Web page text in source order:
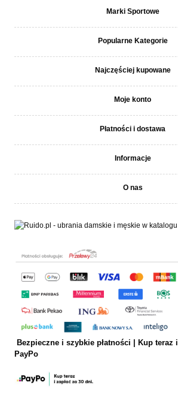
Marki Sportowe
Popularne Kategorie
Najczęściej kupowane
Moje konto
Płatności i dostawa
Informacje
O nas
Bezpieczne i szybkie płatności | Kup teraz i
PayPo